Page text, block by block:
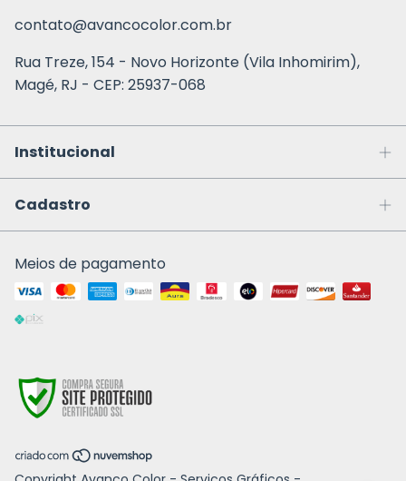
contato@avancocolor.com.br
Rua Treze, 154 - Novo Horizonte (Vila Inhomirim),
Magé, RJ - CEP: 25937-068
Institucional
Cadastro
Meios de pagamento